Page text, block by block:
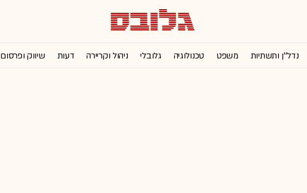
נדל''ן ותשתיות משפט טכנולוגיה גלובלי ניהול וקריירה דעות שיווק ופרסום